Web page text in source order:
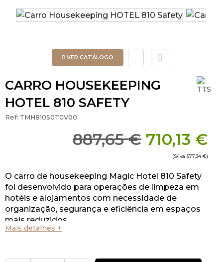
VER CATÁLOGO
CARRO HOUSEKEEPING
HOTEL 810 SAFETY
Ref: TMH810S0T0V00
887,65 € 710,13 €
(S/Iva 577,34 €)
O carro de housekeeping Magic Hotel 810 Safety
foi desenvolvido para operações de limpeza em
hotéis e alojamentos com necessidade de
organização, segurança e eficiência em espaços
mais reduzidos.
Mais detalhes +